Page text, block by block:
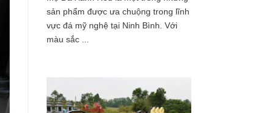
sản phẩm được ưa chuộng trong lĩnh
vực đá mỹ nghệ tại Ninh Bình. Với
màu sắc ...